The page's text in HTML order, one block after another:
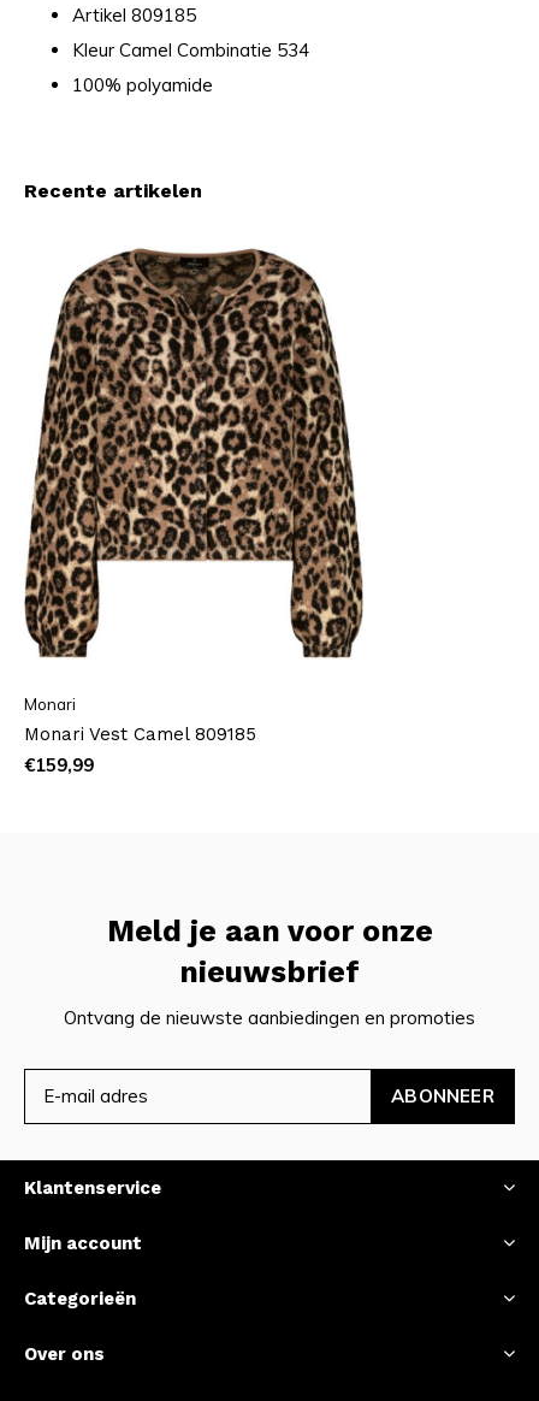
Artikel 809185
Kleur Camel Combinatie 534
100% polyamide
Recente artikelen
Monari
Monari Vest Camel 809185
€159,99
Meld je aan voor onze
nieuwsbrief
Ontvang de nieuwste aanbiedingen en promoties
ABONNEER
Klantenservice
Mijn account
Categorieën
Over ons